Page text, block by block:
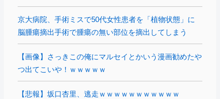
京大病院、手術ミスで50代女性患者を「植物状態」に
脳腫瘍摘出手術で腫瘍の無い部位を摘出してしまう
【画像】さっきこの俺にマルセイとかいう漫画勧めたや
つ出てこいや！ｗｗｗｗｗ
【悲報】坂口杏里、逃走ｗｗｗｗｗｗｗｗｗｗｗ